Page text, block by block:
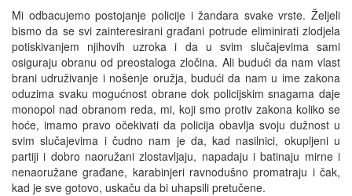
Mi odbacujemo postojanje policije i žandara svake vrste. Željeli
bismo da se svi zainteresirani građani potrude eliminirati zlodjela
potiskivanjem njihovih uzroka i da u svim slučajevima sami
osiguraju obranu od preostaloga zločina. Ali budući da nam vlast
brani udruživanje i nošenje oružja, budući da nam u ime zakona
oduzima svaku mogućnost obrane dok policijskim snagama daje
monopol nad obranom reda, mi, koji smo protiv zakona koliko se
hoće, imamo pravo očekivati da policija obavlja svoju dužnost u
svim slučajevima i čudno nam je da, kad nasilnici, okupljeni u
partiji i dobro naoružani zlostavljaju, napadaju i batinaju mirne i
nenaoružane građane, karabinjeri ravnodušno promatraju i čak,
kad je sve gotovo, uskaču da bi uhapsili pretučene.